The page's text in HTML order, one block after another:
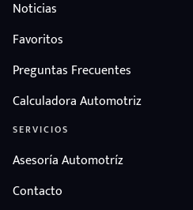
Noticias
Favoritos
Preguntas Frecuentes
Calculadora Automotriz
SERVICIOS
Asesoría Automotríz
Contacto